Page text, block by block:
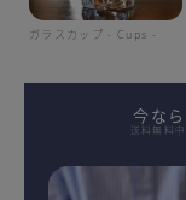
ガラスカップ - Cups -
今な
送料無料